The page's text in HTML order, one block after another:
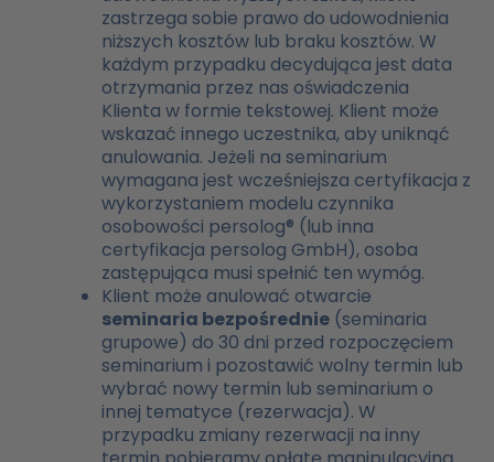
zastrzega sobie prawo do udowodnienia
niższych kosztów lub braku kosztów. W
każdym przypadku decydująca jest data
otrzymania przez nas oświadczenia
Klienta w formie tekstowej. Klient może
wskazać innego uczestnika, aby uniknąć
anulowania. Jeżeli na seminarium
wymagana jest wcześniejsza certyfikacja z
wykorzystaniem modelu czynnika
osobowości persolog® (lub inna
certyfikacja persolog GmbH), osoba
zastępująca musi spełnić ten wymóg.
Klient może anulować otwarcie
seminaria bezpośrednie (seminaria
grupowe) do 30 dni przed rozpoczęciem
seminarium i pozostawić wolny termin lub
wybrać nowy termin lub seminarium o
innej tematyce (rezerwacja). W
przypadku zmiany rezerwacji na inny